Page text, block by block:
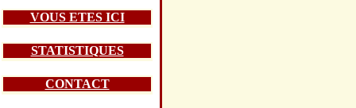
VOUS ETES ICI
STATISTIQUES
CONTACT